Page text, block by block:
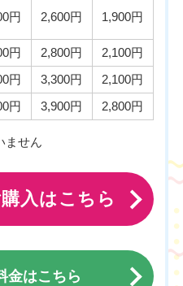
円 2,600円 1,900円
円 2,800円
2,100円
円 3,300円
2,100円
円 3,900円 2,800円
ません
入はこちら
金はこちら